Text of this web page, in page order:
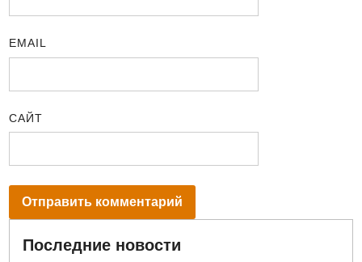
EMAIL
САЙТ
Последние новости